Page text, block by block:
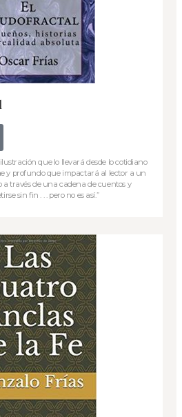
que lo llevará desde lo cotidiano
y profundo que impactará al lector a un
a través de una cadena de cuentos y
sin fin . . . pero no es así.”